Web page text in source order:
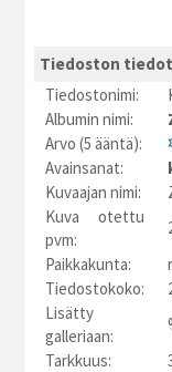
Tiedoston tiedot
Tiedostonimi:
Albumin nimi:
Arvo (5 ääntä):
Avainsanat:
Kuvaajan nimi:
Kuva otettu
pvm:
Paikkakunta:
Tiedostokoko:
Lisätty
galleriaan:
Tarkkuus: